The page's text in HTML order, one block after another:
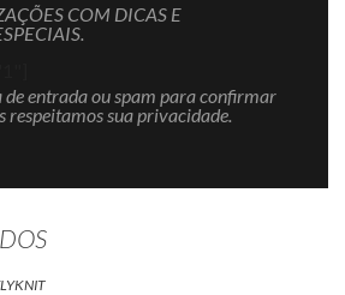
COM DICAS E
de entrada ou spam para confirmar
respeitamos sua privacidade.